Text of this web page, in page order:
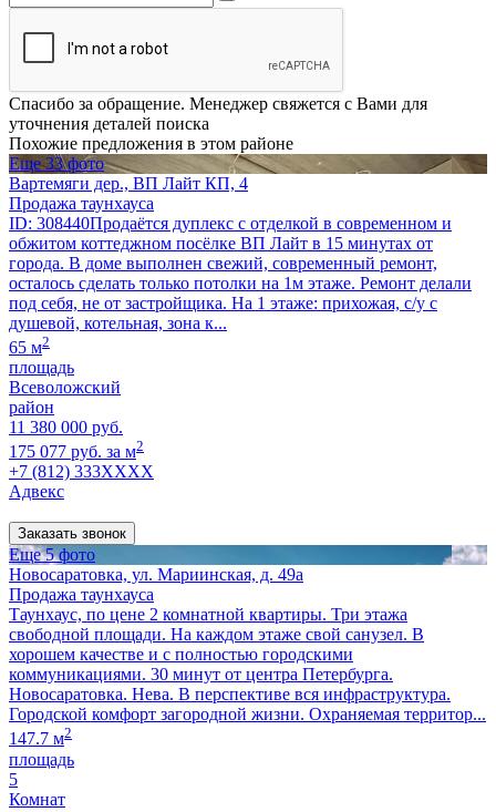
Спасибо за обращение. Менеджер свяжется с Вами для
уточнения деталей поиска
Похожие предложения в этом районе
Еще 33 фото
Вартемяги дер., ВП Лайт КП, 4
Продажа таунхауса
ID: 308440Продаётся дуплекс с отделкой в современном и
обжитом коттеджном посёлке ВП Лайт в 15 минутах от
города. В доме выполнен свежий, современный ремонт,
осталось сделать только потолки на 1м этаже. Ремонт делали
под себя, не от застройщика. На 1 этаже: прихожая, с/у с
душевой, котельная, зона к...
65 м2
площадь
Всеволожский
район
11 380 000 руб.
175 077 руб. за м2
+7 (812) 333XXXX
Адвекс
Заказать звонок
Еще 5 фото
Новосаратовка, ул. Мариинская, д. 49а
Продажа таунхауса
Таунхаус, по цене 2 комнатной квартиры. Три этажа
свободной площади. На каждом этаже свой санузел. В
хорошем качестве и с полностью городскими
коммуникациями. 30 минут от центра Петербурга.
Новосаратовка. Нева. В перспективе вся инфраструктура.
Городской комфорт загородной жизни. Охраняемая территор...
147.7 м2
площадь
5
Комнат